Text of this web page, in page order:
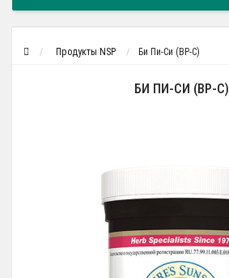
Продукты NSP Би Пи-Си (BP-C)
БИ ПИ-СИ (BP-C)